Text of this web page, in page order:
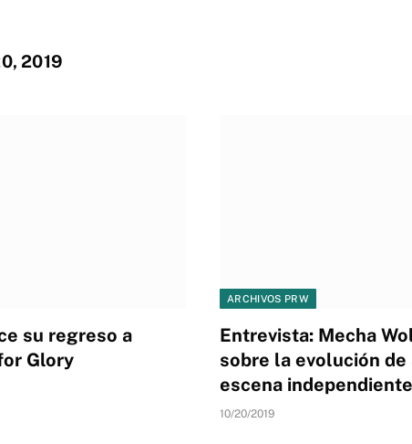
2019
su regreso a
Glory
ARCHIVOS PRW
Entrevista: Mecha
sobre la evolución
escena
10/20/2019